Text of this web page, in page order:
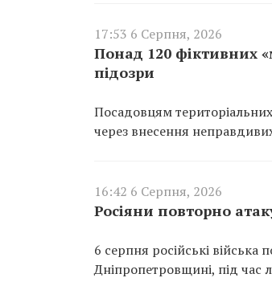
17:53 6 Серпня, 2026
Понад 120 фіктивних
підозри
Посадовцям
через внесення
16:42 6 Серпня, 2026
Росіяни повторно
6 серпня російські
Дніпропетровщині, під час